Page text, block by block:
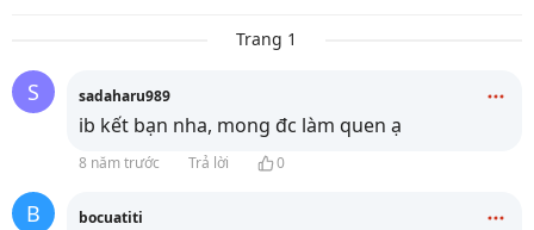
Trang 1
S sadaharu989
ib kết bạn nha, mong đc làm quen ạ
8 năm trước Trả lời 0
B bocuatiti